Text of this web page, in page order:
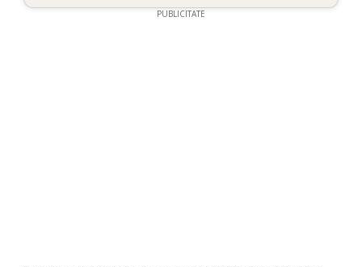
PUBLICITATE